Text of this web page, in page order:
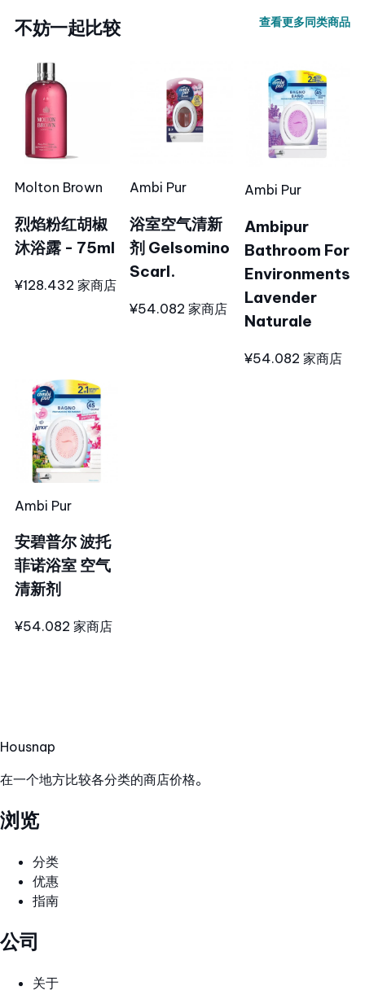
不妨一起比较 查看更多同类商品
Molton Brown
烈焰粉红胡椒
沐浴露 - 75ml
¥128.432 家商店
Ambi Pur
浴室空气清新
剂 Gelsomino
Scarl.
¥54.082 家商店
Ambi Pur
Ambipur
Bathroom For
Environments
Lavender
Naturale
¥54.082 家商店
Ambi Pur
安碧普尔 波托
菲诺浴室 空气
清新剂
¥54.082 家商店
Housnap
在一个地方比较各分类的商店价格。
浏览
分类
优惠
指南
公司
关于